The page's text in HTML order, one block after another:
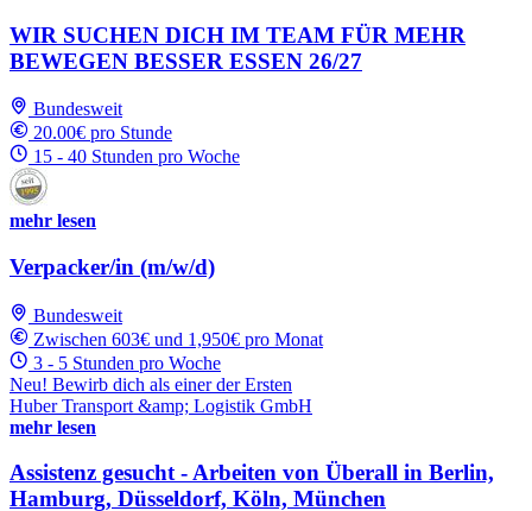
WIR SUCHEN DICH IM TEAM FÜR MEHR
BEWEGEN BESSER ESSEN 26/27
Bundesweit
20.00€ pro Stunde
15 - 40 Stunden pro Woche
mehr lesen
Verpacker/in (m/w/d)
Bundesweit
Zwischen 603€ und 1,950€ pro Monat
3 - 5 Stunden pro Woche
Neu! Bewirb dich als einer der Ersten
Huber Transport &amp; Logistik GmbH
mehr lesen
Assistenz gesucht - Arbeiten von Überall in Berlin,
Hamburg, Düsseldorf, Köln, München